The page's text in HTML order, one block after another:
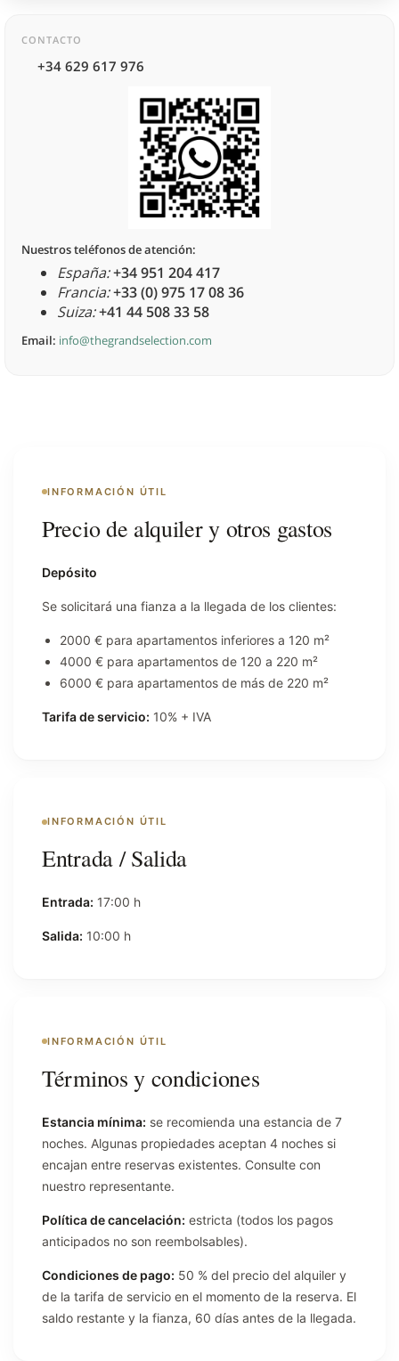
CONTACTO
+34 629 617 976
Nuestros teléfonos de atención:
España:+34 951 204 417
Francia:+33 (0) 975 17 08 36
Suiza:+41 44 508 33 58
Email: info@thegrandselection.com
INFORMACIÓN ÚTIL
Precio de alquiler y otros gastos
Depósito
Se solicitará una fianza a la llegada de los clientes:
2000 € para apartamentos inferiores a 120 m²
4000 € para apartamentos de 120 a 220 m²
6000 € para apartamentos de más de 220 m²
Tarifa de servicio: 10% + IVA
INFORMACIÓN ÚTIL
Entrada / Salida
Entrada: 17:00 h
Salida: 10:00 h
INFORMACIÓN ÚTIL
Términos y condiciones
Estancia mínima: se recomienda una estancia de 7
noches. Algunas propiedades aceptan 4 noches si
encajan entre reservas existentes. Consulte con
nuestro representante.
Política de cancelación: estricta (todos los pagos
anticipados no son reembolsables).
Condiciones de pago: 50 % del precio del alquiler y
de la tarifa de servicio en el momento de la reserva. El
saldo restante y la fianza, 60 días antes de la llegada.